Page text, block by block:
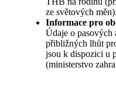
ze světových měn).
Informace pro
Údaje o pasových
přibližných lhůt
jsou k dispozici u
(ministerstvo